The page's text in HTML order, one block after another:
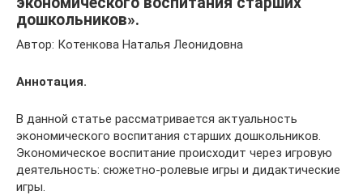
дошкольников».
Автор: Котенкова Наталья Леонидовна
Аннотация.
В данной статье рассматривается актуальность
экономического воспитания старших дошкольников.
Экономическое воспитание происходит через игровую
деятельность: сюжетно-ролевые игры и дидактические
игры.